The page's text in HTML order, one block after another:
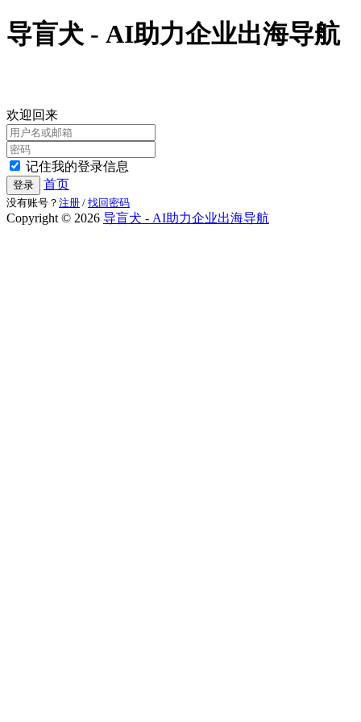
导盲犬 - AI助力企业出海导航
欢迎回来
记住我的登录信息
登录 首页
没有账号？ 注册 / 找回密码
Copyright © 2026 导盲犬 - AI助力企业出海导航